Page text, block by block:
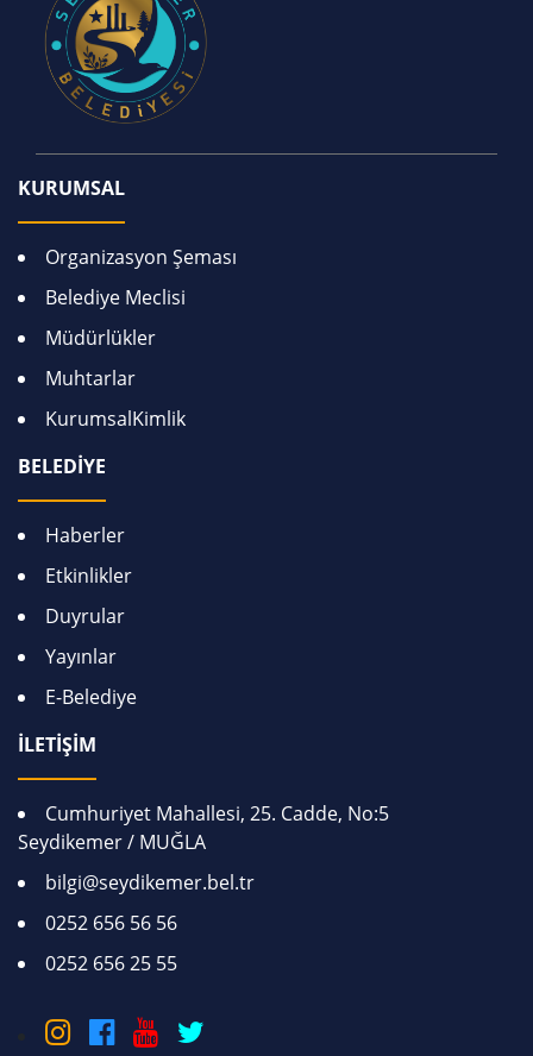
KURUMSAL
Organizasyon Şeması
Belediye Meclisi
Müdürlükler
Muhtarlar
KurumsalKimlik
BELEDİYE
Haberler
Etkinlikler
Duyrular
Yayınlar
E-Belediye
İLETİŞİM
Cumhuriyet Mahallesi, 25. Cadde, No:5
Seydikemer / MUĞLA
bilgi@seydikemer.bel.tr
0252 656 56 56
0252 656 25 55